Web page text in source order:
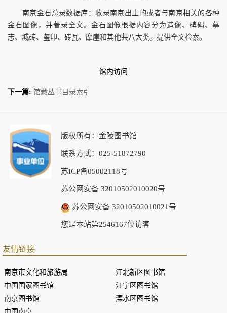
南京金石总录数据库：收录南京出土的或者与南京相关的各种
金石图像，并著录全文。金石图像根据内容分为造像、碑碣、墓
志、城砖、玺印、砖瓦、摩崖和其他共八大类。提供全文检索。
馆内访问
下一篇: 馆藏丛书目录索引
版权所有：金陵图书馆
联系方式：025-51872790
苏ICP备05002118号
苏公网安备 32010502010020号
苏公网安备 32010502010021号
您是本站第2546167位访客
友情链接
南京市文化和旅游局
中国国家图书馆
南京图书馆
江北新区图书馆
江宁区图书馆
溧水区图书馆